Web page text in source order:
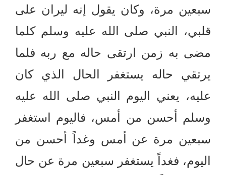
سبعين مرة، وكان يقول إنه ليران على
قلبي، النبي صلى الله عليه وسلم كلما
مضى به زمن ارتقى حاله مع ربه فلما
يرتقي حاله يستغفر الحال الذي كان
عليه، يعني اليوم النبي صلى الله عليه
وسلم أحسن من أمس، فاليوم استغفر
سبعين مرة عن أمس وغداً أحسن من
اليوم، فغداً يستغفر سبعين مرة عن حال